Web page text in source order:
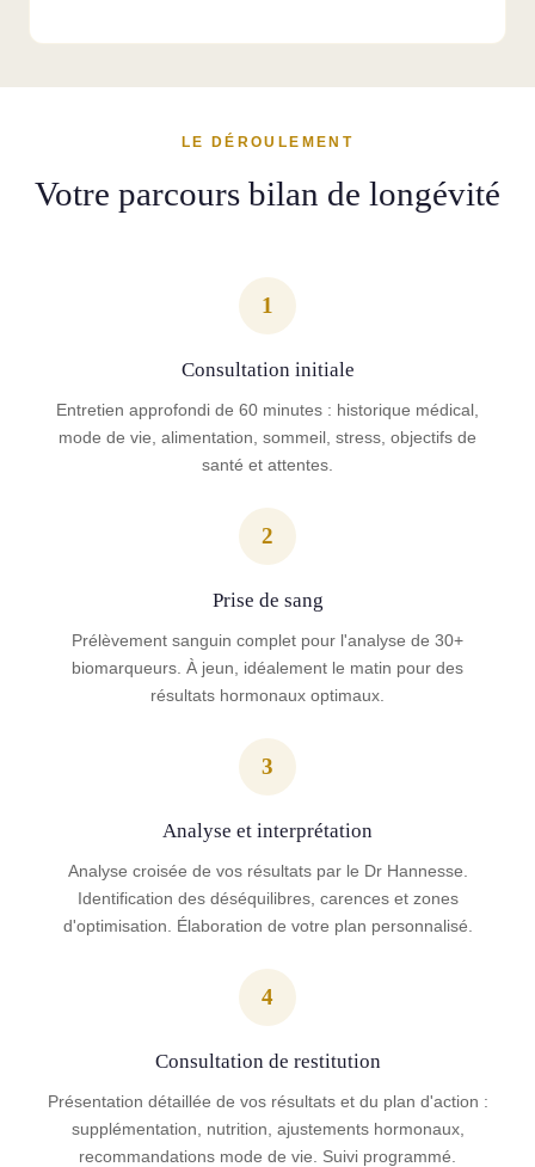
LE DÉROULEMENT
Votre parcours bilan de longévité
1
Consultation initiale
Entretien approfondi de 60 minutes : historique médical,
mode de vie, alimentation, sommeil, stress, objectifs de
santé et attentes.
2
Prise de sang
Prélèvement sanguin complet pour l'analyse de 30+
biomarqueurs. À jeun, idéalement le matin pour des
résultats hormonaux optimaux.
3
Analyse et interprétation
Analyse croisée de vos résultats par le Dr Hannesse.
Identification des déséquilibres, carences et zones
d'optimisation. Élaboration de votre plan personnalisé.
4
Consultation de restitution
Présentation détaillée de vos résultats et du plan d'action :
supplémentation, nutrition, ajustements hormonaux,
recommandations mode de vie. Suivi programmé.